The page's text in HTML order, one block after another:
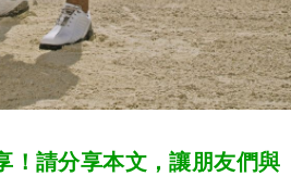
！請分享本文，讓朋友們與